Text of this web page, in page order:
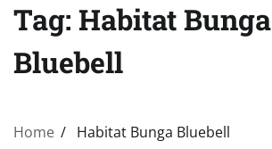
Tag: Habitat Bunga
Bluebell
Home Habitat Bunga Bluebell